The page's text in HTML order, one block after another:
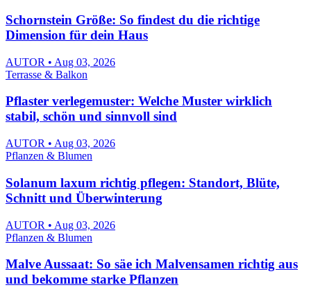
Schornstein Größe: So findest du die richtige
Dimension für dein Haus
AUTOR • Aug 03, 2026
Terrasse & Balkon
Pflaster verlegemuster: Welche Muster wirklich
stabil, schön und sinnvoll sind
AUTOR • Aug 03, 2026
Pflanzen & Blumen
Solanum laxum richtig pflegen: Standort, Blüte,
Schnitt und Überwinterung
AUTOR • Aug 03, 2026
Pflanzen & Blumen
Malve Aussaat: So säe ich Malvensamen richtig aus
und bekomme starke Pflanzen